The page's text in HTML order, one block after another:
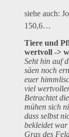
siehe auch:
150,6…
Tiere und
wertvoll ->
Seht hin auf
säen noch
euer
viel
Betrachtet
mühen sich
dass selbst
bekleidet war
Gras des